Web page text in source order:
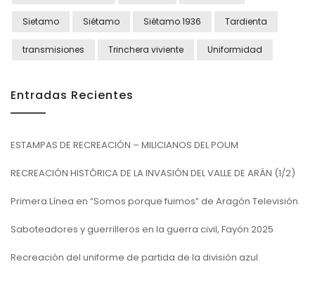
Sietamo Siétamo Siétamo 1936 Tardienta
transmisiones Trinchera viviente Uniformidad
Entradas Recientes
ESTAMPAS DE RECREACIÓN – MILICIANOS DEL POUM
RECREACIÓN HISTÓRICA DE LA INVASIÓN DEL VALLE DE ARÁN (1/2)
Primera Línea en “Somos porque fuimos” de Aragón Televisión
Saboteadores y guerrilleros en la guerra civil, Fayón 2025
Recreación del uniforme de partida de la división azul.